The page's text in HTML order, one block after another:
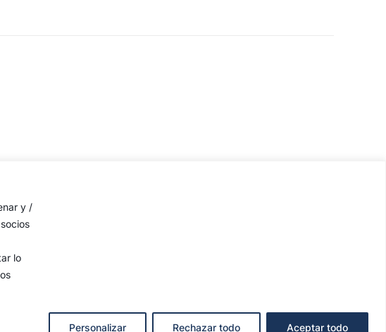
y /
lo
Personalizar Rechazar todo Aceptar todo